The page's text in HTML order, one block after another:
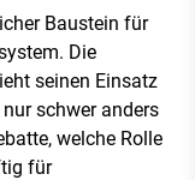
Baustein für
Die
seinen Einsatz
schwer anders
welche Rolle
für